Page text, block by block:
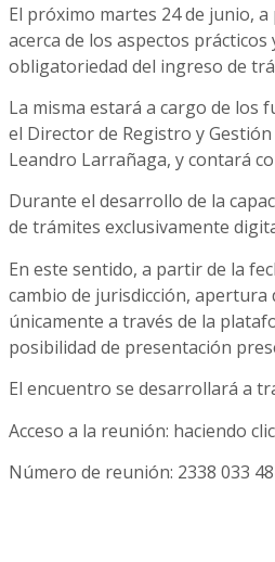
El próximo martes 24 de junio,
acerca de los aspectos prácticos
obligatoriedad del ingreso de
La misma estará a cargo de los
el Director de Registro y
Leandro Larrañaga, y contará
Durante el desarrollo de la
de trámites exclusivamente
En este sentido, a partir de la
cambio de jurisdicción,
únicamente a través de la
posibilidad de presentación
El encuentro se desarrollará a
Acceso a la reunión: haciendo clic
Número de reunión: 2338 033